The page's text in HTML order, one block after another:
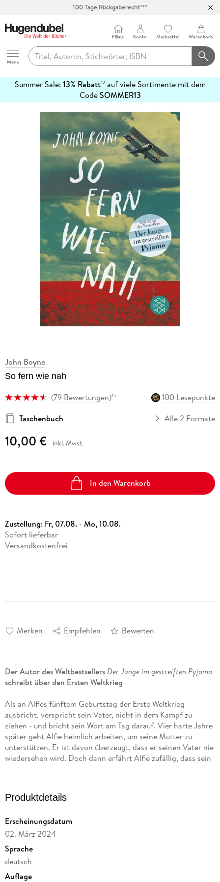
100 Tage Rückgaberecht***
Hugendubel
Menu
Filiale Konto Merkzettel Warenkorb
Summer Sale: 13% Rabatt12auf viele Sortimente mit dem
CodeSOMMER13
erfahren
John Boyne
So fern wie nah
(79 Bewertungen)15
100 Lesepunkte
Taschenbuch
Alle 2 Formate
10,00 € inkl. Mwst.
In den Warenkorb
Zustellung: Fr, 07.08. - Mo, 10.08.
Sofort lieferbar
Versandkostenfrei
Merken Empfehlen Bewerten
Der Autor des Weltbestsellers Der Junge im gestreiften Pyjama
schreibt über den Ersten Weltkrieg
Als an Alfies fünftem Geburtstag der Erste Weltkrieg
ausbricht, verspricht sein Vater, nicht in dem Kampf zu
ziehen - und bricht sein Wort am Tag darauf. Vier harte Jahre
später geht Alfie heimlich arbeiten, um seine Mutter zu
unterstützen. Er ist davon überzeugt, dass er seinen Vater nie
wiedersehen wird. Doch dann erfährt Alfie zufällig, dass sein
»Ein großartiger Antikriegsroman, der nicht nur junge Leser
Wilhelmshavener Zeitung
+ Ausgezeichnet mit dem Gustav-Heinemann-Friedenspreis
2015
+ Bei Antolin gelistet
Produktdetails
Erscheinungsdatum
02. März 2024
Sprache
deutsch
Auflage